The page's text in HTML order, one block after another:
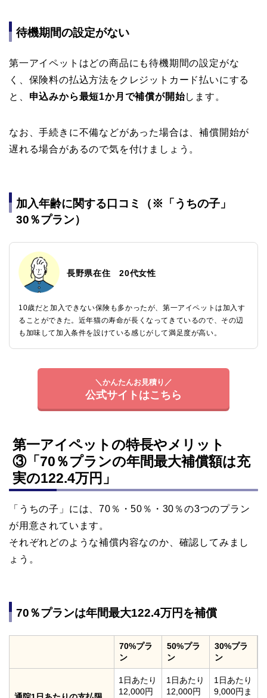
待機期間の設定がない
第一アイペットはどの商品にも待機期間の設定がな
く、保険料の払込方法をクレジットカード払いにする
と、 申込みから最短1か月で補償が開始します。
なお、手続きに不備などがあった場合は、補償開始が
遅れる場合があるので気を付けましょう。
加入年齢に関する口コミ（※「うちの子」
30％プラン）
長野県在住 20代女性
10歳だと加入できない保険も多かったが、第一アイペットは加入す
ることができた。近年猫の寿命が長くなってきているので、その辺
も加味して加入条件を設けている感じがして満足度が高い。
＼かんたんお見積り／
公式サイトはこちら
第一アイペットの特長やメリット
③「70％プランの年間最大補償額は充
実の122.4万円」
「うちの子」には、70％・50％・30％の3つのプラン
が用意されています。
それぞれどのような補償内容なのか、確認してみまし
ょう。
70％プランは年間最大122.4万円を補償
70%プラ
ン
50%プラ
ン
30%プラ
ン
1日あたり
12,000円
1日あたり
12,000円
1日あたり
9,000円ま